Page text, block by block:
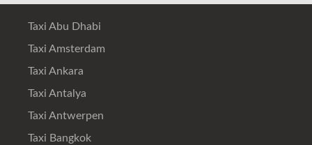
Taxi Abu Dhabi
Taxi Amsterdam
Taxi Ankara
Taxi Antalya
Taxi Antwerpen
Taxi Bangkok